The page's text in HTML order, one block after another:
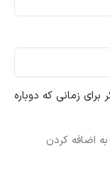
زمانی که دوباره
اضافه کردن